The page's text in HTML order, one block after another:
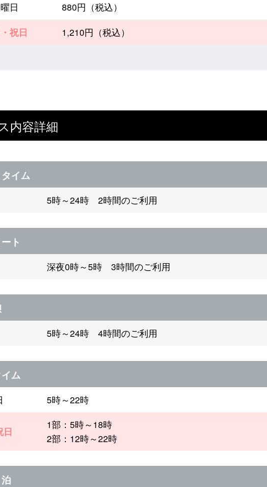
日
880円（税込）
祝日
1,210円（税込）
内容詳細
イム
5時～24時 2時間のご利用
ト
深夜0時～5時 3時間のご利用
5時～24時 4時間のご利用
ム
5時～22時
日
1部：5時～18時
2部：12時～22時